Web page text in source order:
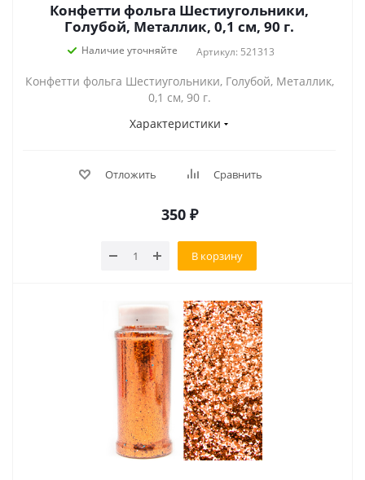
Конфетти фольга Шестиугольники,
Голубой, Металлик, 0,1 см, 90 г.
Наличие уточняйте Артикул: 521313
Конфетти фольга Шестиугольники, Голубой, Металлик,
0,1 см, 90 г.
Характеристики
Отложить Сравнить
350 ₽
В корзину